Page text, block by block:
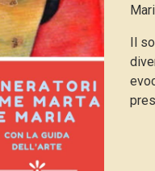
Il